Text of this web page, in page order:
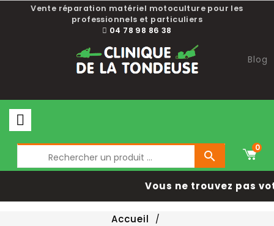
Vente réparation matériel motoculture pour les
professionnels et particuliers
04 78 98 86 38
Blog

0
Vous ne trouvez pas
Accueil